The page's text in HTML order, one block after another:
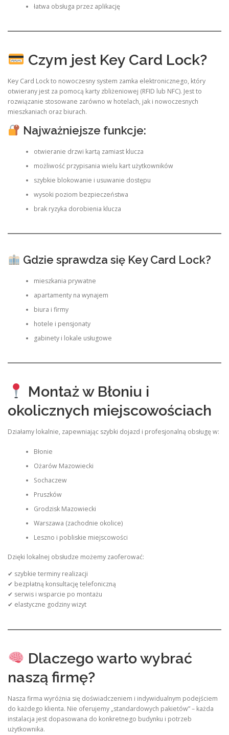
łatwa obsługa przez aplikację
Czym jest Key Card Lock?
Key Card Lock to nowoczesny system zamka elektronicznego, który
otwierany jest za pomocą karty zbliżeniowej (RFID lub NFC). Jest to
rozwiązanie stosowane zarówno w hotelach, jak i nowoczesnych
mieszkaniach oraz biurach.
Najważniejsze funkcje:
otwieranie drzwi kartą zamiast klucza
możliwość przypisania wielu kart użytkowników
szybkie blokowanie i usuwanie dostępu
wysoki poziom bezpieczeństwa
brak ryzyka dorobienia klucza
Gdzie sprawdza się Key Card Lock?
mieszkania prywatne
apartamenty na wynajem
biura i firmy
hotele i pensjonaty
gabinety i lokale usługowe
Montaż w Błoniu i
okolicznych miejscowościach
Działamy lokalnie, zapewniając szybki dojazd i profesjonalną obsługę w:
Błonie
Ożarów Mazowiecki
Sochaczew
Pruszków
Grodzisk Mazowiecki
Warszawa (zachodnie okolice)
Leszno i pobliskie miejscowości
Dzięki lokalnej obsłudze możemy zaoferować:
✔ szybkie terminy realizacji
✔ bezpłatną konsultację telefoniczną
✔ serwis i wsparcie po montażu
✔ elastyczne godziny wizyt
Dlaczego warto wybrać
naszą firmę?
Nasza firma wyróżnia się doświadczeniem i indywidualnym podejściem
do każdego klienta. Nie oferujemy „standardowych pakietów” – każda
instalacja jest dopasowana do konkretnego budynku i potrzeb
użytkownika.